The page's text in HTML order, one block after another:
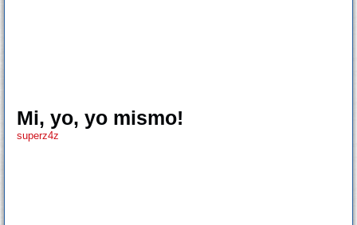
Mi, yo, yo mismo!
superz4z